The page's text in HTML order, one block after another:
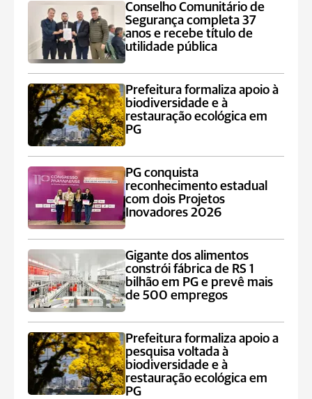
Conselho Comunitário de
Segurança completa 37
anos e recebe título de
utilidade pública
Prefeitura formaliza apoio à
biodiversidade e à
restauração ecológica em
PG
PG conquista
reconhecimento estadual
com dois Projetos
Inovadores 2026
Gigante dos alimentos
constrói fábrica de RS 1
bilhão em PG e prevê mais
de 500 empregos
Prefeitura formaliza apoio a
pesquisa voltada à
biodiversidade e à
restauração ecológica em
PG